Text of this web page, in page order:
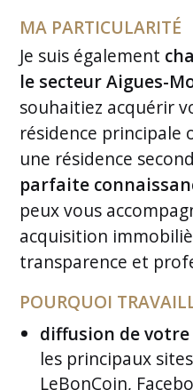
MA PARTICULARITÉ
Je suis également
le secteur Aigues-
souhaitiez acquérir
résidence principale
une résidence
parfaite
peux vous
acquisition
transparence et
POURQUOI
diffusion de
les principaux
LeBonCoin,